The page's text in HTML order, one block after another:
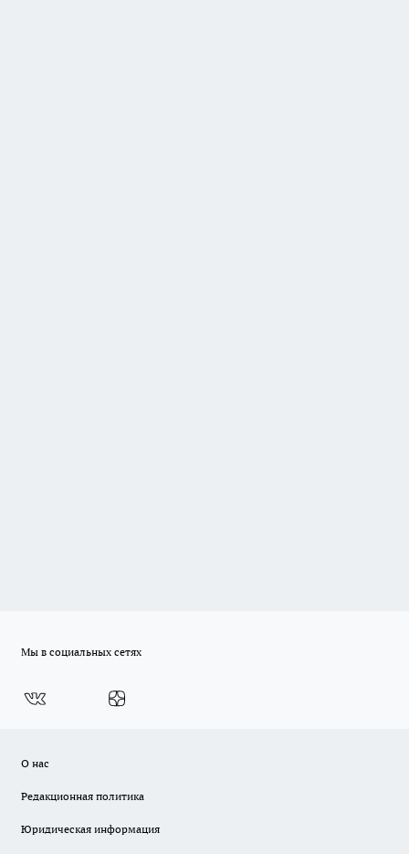
Мы в социальных сетях
О нас
Редакционная политика
Юридическая информация